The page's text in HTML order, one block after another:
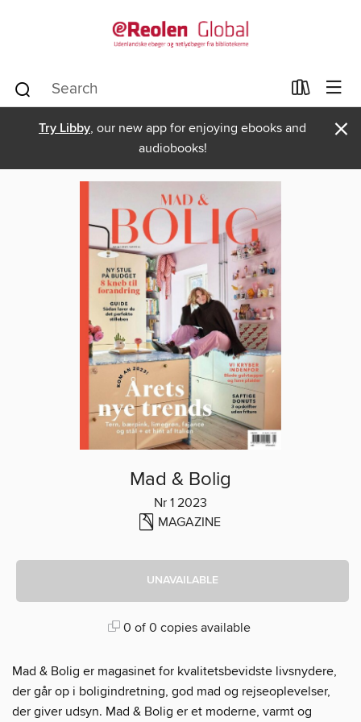
Try Libby, our new app for enjoying ebooks and
audiobooks!
×
Mad & Bolig
Nr 1 2023
MAGAZINE
UNAVAILABLE
0 of 0 copies available
Mad & Bolig er magasinet for kvalitetsbevidste livsnydere,
der går op i boligindretning, god mad og rejseoplevelser,
der giver udsyn. Mad & Bolig er et moderne, varmt og